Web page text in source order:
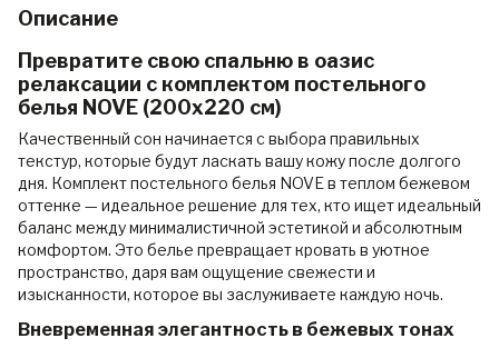
Описание
Превратите свою спальню в оазис
релаксации с комплектом постельного
белья NOVE (200x220 см)
Качественный сон начинается с выбора правильных
текстур, которые будут ласкать вашу кожу после долгого
дня. Комплект постельного белья NOVE в теплом бежевом
оттенке — идеальное решение для тех, кто ищет идеальный
баланс между минималистичной эстетикой и абсолютным
комфортом. Это белье превращает кровать в уютное
пространство, даря вам ощущение свежести и
изысканности, которое вы заслуживаете каждую ночь.
Вневременная элегантность в бежевых тонах